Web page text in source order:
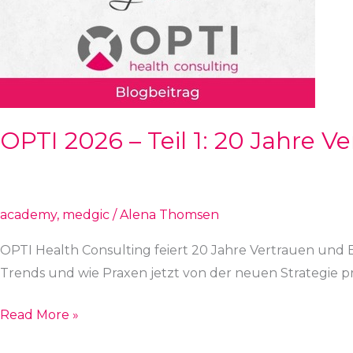
OPTI 2026 – Teil 1: 20 Jahre
academy, medgic /Alena Thomsen
OPTI Health Consulting feiert 20 Jahre Vertrauen
Trends und wie Praxen jetzt von der neuen Strategie
Beständigkeit
und
Erfolg
Read More »